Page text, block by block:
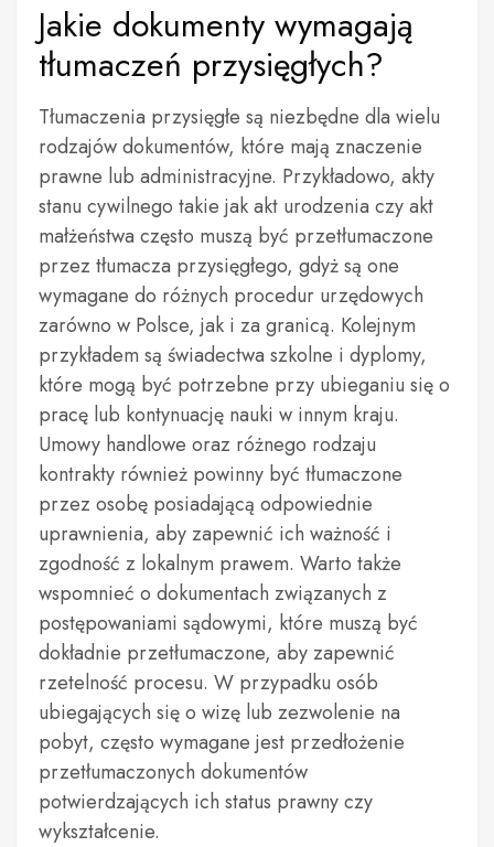
Jakie dokumenty wymagają
tłumaczeń przysięgłych?
Tłumaczenia przysięgłe są niezbędne dla wielu
rodzajów dokumentów, które mają znaczenie
prawne lub administracyjne. Przykładowo, akty
stanu cywilnego takie jak akt urodzenia czy akt
małżeństwa często muszą być przetłumaczone
przez tłumacza przysięgłego, gdyż są one
wymagane do różnych procedur urzędowych
zarówno w Polsce, jak i za granicą. Kolejnym
przykładem są świadectwa szkolne i dyplomy,
które mogą być potrzebne przy ubieganiu się o
pracę lub kontynuację nauki w innym kraju.
Umowy handlowe oraz różnego rodzaju
kontrakty również powinny być tłumaczone
przez osobę posiadającą odpowiednie
uprawnienia, aby zapewnić ich ważność i
zgodność z lokalnym prawem. Warto także
wspomnieć o dokumentach związanych z
postępowaniami sądowymi, które muszą być
dokładnie przetłumaczone, aby zapewnić
rzetelność procesu. W przypadku osób
ubiegających się o wizę lub zezwolenie na
pobyt, często wymagane jest przedłożenie
przetłumaczonych dokumentów
potwierdzających ich status prawny czy
wykształcenie.